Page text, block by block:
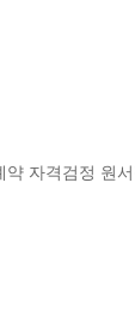
약 자격검정 원